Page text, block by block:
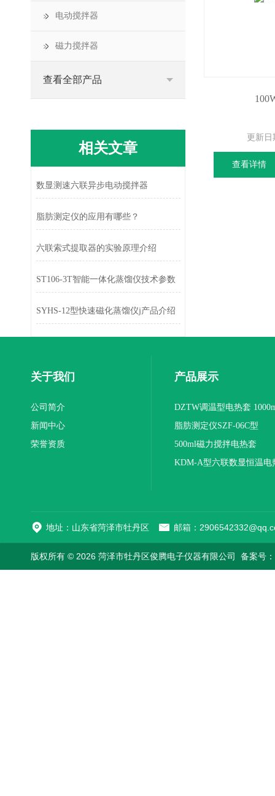
电动搅拌器
磁力搅拌器
查看全部产品
相关文章
数显测速六联异步电动搅拌器
脂肪测定仪的应用有哪些？
六联索式提取器的实验原理介绍
ST106-3T智能一体化蒸馏仪技术参数
SYHS-12型快速磁化蒸馏仪j产品介绍
更新日
查看详情
关于我们
公司简介
新闻中心
荣誉资质
产品展示
DZTW调温型电热套
联
脂肪测定仪SZF-06C型
500ml磁力搅拌电热套
KDM-A型六联数显恒温电
地址：山东省菏泽市牡丹区 邮箱：
版权所有 © 2026 菏泽市牡丹区俊腾电子仪器有限公司 备案号